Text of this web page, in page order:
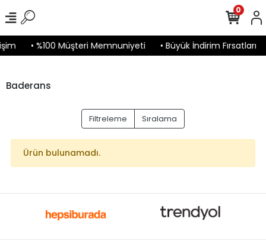
• %100 Müşteri Memnuniyeti • Büyük İndirim Fırsatları
0
Baderans
Filtreleme Sıralama
Ürün bulunamadı.